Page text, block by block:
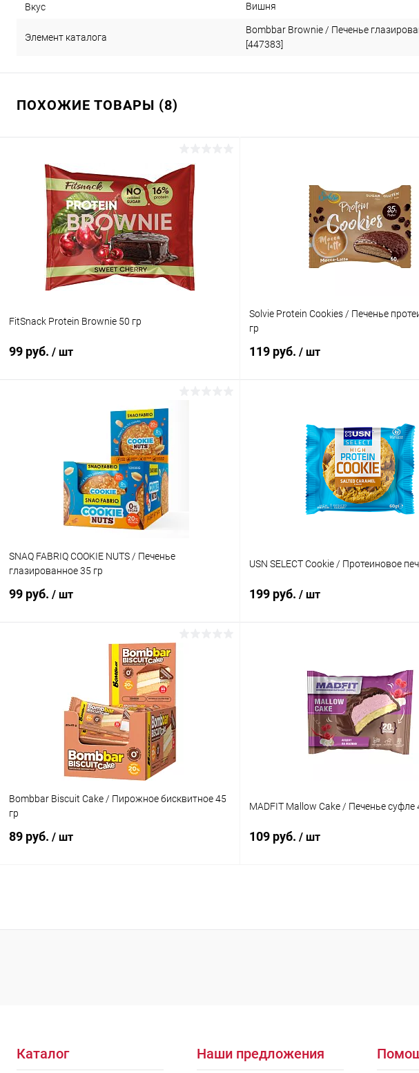
Вкус Вишня
Элемент каталога
Bombbar Brownie / Печенье
[447383]
ПОХОЖИЕ ТОВАРЫ (8)
FitSnack Protein Brownie 50 гр
99 руб. / шт
В корзину
Сравнение
В избранное В наличии
Solvie Protein Cookies / Печенье
гр
119 руб. / шт
Купить в 1 клик
В избранное В
Арахис соленая карамель
SNAQ FABRIQ COOKIE NUTS / Печенье
глазированное 35 гр
99 руб. / шт
В корзину
Сравнение
В избранное В наличии
Арахис и солёная карамель
USN SELECT Cookie / Протеиновое
199 руб. / шт
Купить в 1 клик
В избранное В
Bombbar Biscuit Cake / Пирожное бисквитное 45
гр
89 руб. / шт
Купить в 1 клик Сравнение
MADFIT Mallow Cake / Печенье суфле
109 руб. / шт
Купить в 1 клик
Каталог Наши предложения